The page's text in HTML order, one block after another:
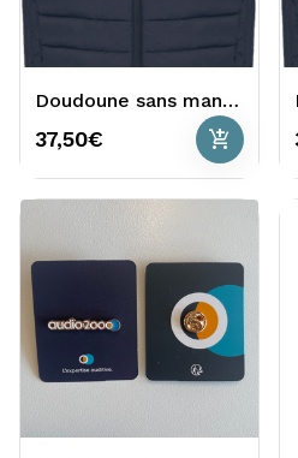
Doudoune sans manches bleu homme
37,50€ add_shopping_cart